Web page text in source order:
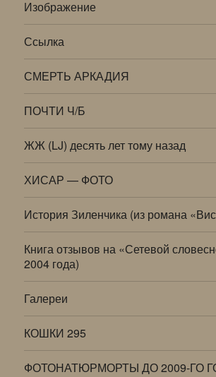
Изображение
Ссылка
СМЕРТЬ АРКАДИЯ
ПОЧТИ Ч/Б
ЖЖ (LJ) десять лет тому назад
ХИСАР — ФОТО
История Зиленчика (из романа
Книга отзывов на «Сетевой
2004 года)
Галереи
КОШКИ 295
ФОТОНАТЮРМОРТЫ ДО 2009-ГО